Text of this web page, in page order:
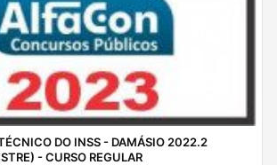
DO INSS - DAMÁSIO 2022.2
- CURSO REGULAR